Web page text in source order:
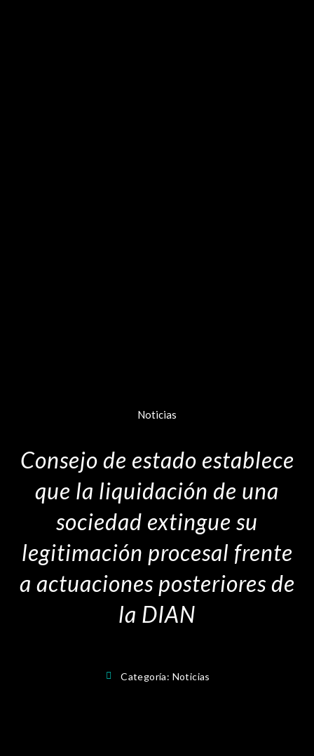
Noticias
Consejo de estado establece
que la liquidación de una
sociedad extingue su
legitimación procesal frente
a actuaciones posteriores de
la DIAN
Categoría: Noticias